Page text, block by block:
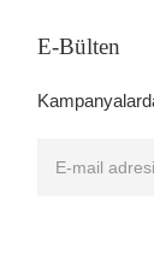
E-Bülten